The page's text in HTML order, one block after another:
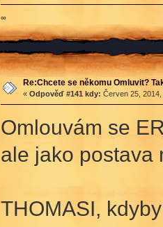
∞
Re:Chcete se někomu Omluvit?
« Odpověď #141 kdy: Červen 25,
Omlouvám se
ale jako postava
THOMASI,